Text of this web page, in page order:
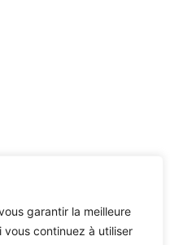
garantir la meilleure
continuez à utiliser